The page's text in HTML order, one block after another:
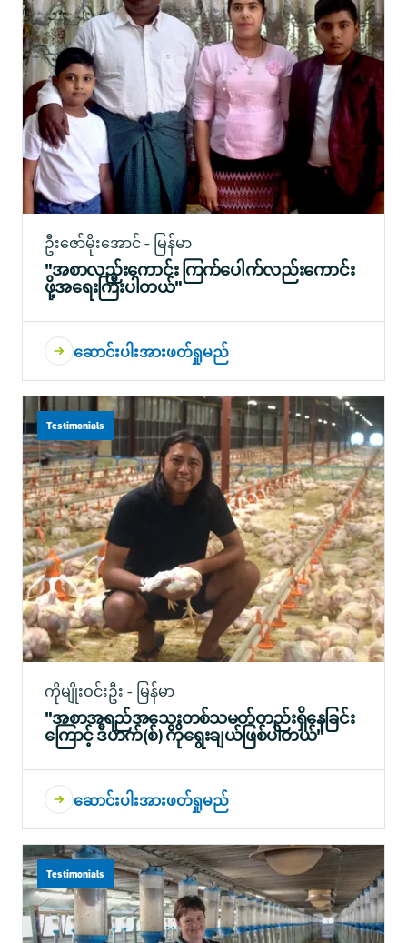
ဦးဇော်မိုးအောင် - မြန်မာ
"အစာလည်းကောင်း ကြက်ပေါက်လည်းကောင်း
ဖို့အရေးကြီးပါတယ်"
ဆောင်းပါးအားဖတ်ရှုမည်
Testimonials
ကိုမျိုးဝင်းဦး - မြန်မာ
"အစာအရည်အသွေးတစ်သမတ်တည်းရှိနေခြင်း
ကြောင့် ဒီဟက်(စ်) ကိုရွေးချယ်ဖြစ်ပါတယ်"
ဆောင်းပါးအားဖတ်ရှုမည်
Testimonials